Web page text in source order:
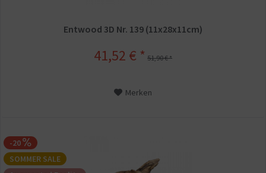
Entwood 3D Nr. 139 (11x28x11cm)
41,52 € * 51,90 € *
Merken
-20
SOMMER SALE